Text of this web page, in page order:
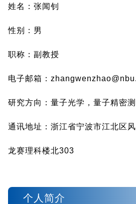
姓名：张闻钊
性别：男
职称：副教授
电子邮箱：
研究方向：量子光学，量子精密
通讯地址：浙江省宁波市江北区
龙赛理科楼北303
个人简介